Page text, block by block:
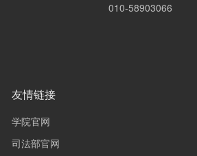
010-58903066
友情链接
学院官网
司法部官网